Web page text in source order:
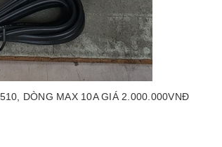
DÒNG MAX 10A GIÁ 2.000.000VNĐ